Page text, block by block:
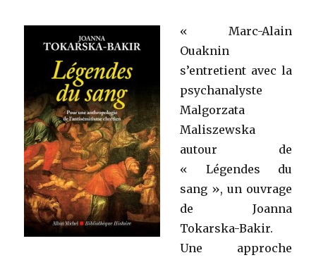
« Marc-Alain
Ouaknin
s’entretient avec la
psychanalyste
Malgorzata
Maliszewska
autour de
« Légendes du
sang », un ouvrage
de Joanna
Tokarska-Bakir.
Une approche